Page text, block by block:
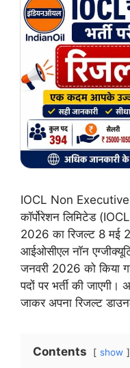
IOCL Non
कॉर्पोरेशन लिमिटेड (IOCL)
2026 का रिजल्ट 8 मई
आईओसीएल नॉन
जनवरी 2026 को किया
पदों पर भर्ती की जाएगी।
जाकर अपना रिजल्ट
Contents show